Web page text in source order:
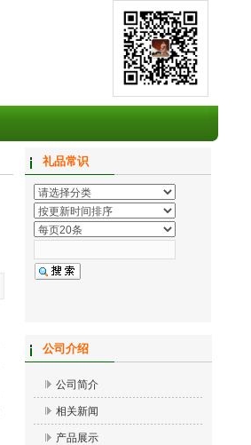
礼品常识
公司介绍
公司简介
相关新闻
产品展示